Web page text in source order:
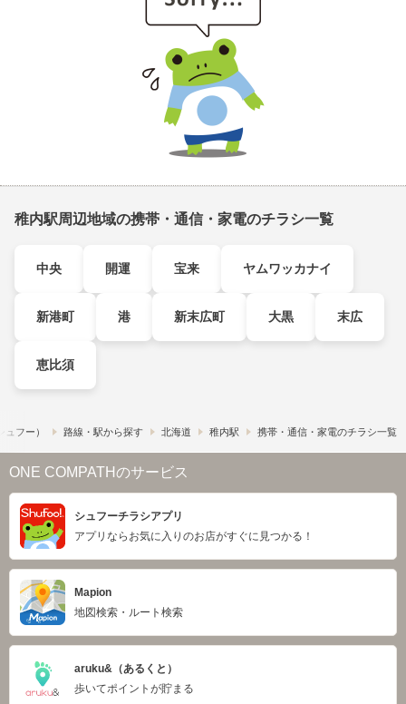
稚内駅周辺地域の携帯・通信・家電のチラシ一覧
中央 開運 宝来 ヤムワッカナイ
新港町 港 新末広町 大黒 末広
恵比須
フー） 路線・駅から探す 北海道 稚内駅 携帯・通信・家電のチラシ一覧
ONE COMPATHのサービス
シュフーチラシアプリ
アプリならお気に入りのお店がすぐに見つかる！
Mapion
地図検索・ルート検索
aruku&（あるくと）
歩いてポイントが貯まる